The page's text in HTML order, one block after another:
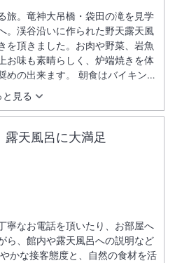
と見る
旅。竜神大吊橋・袋田の滝を見学
。渓谷沿いに作られた野天露天風
を頂きました。お肉や野菜、岩魚
お味も素晴らしく、炉端焼きを体
めの出来ます。 朝食はバイキング
子を焼き上げる等、味量ともに充
良いと思います。 宿内の大浴場も
具等もしっかりしてます。 半纏
れている（寒さ対策）等、何より
の細かい気配り等がしっかりして
足の行く旅行でした。参加したメ
に泊まりたい等、大絶賛でした。
宇都宮餃子を堪能し、大谷資料館
由して渋滞知らずで帰路に着き
露天風呂に大満足
寧なお電話を頂いたり、お部屋へ
ら、館内や露天風呂への説明など
かな接客態度と、自然の食材を活